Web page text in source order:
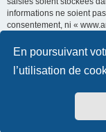
En poursuivant
l’utilisation de
informations ne soient
consentement, ni «
comme responsables en
les données.